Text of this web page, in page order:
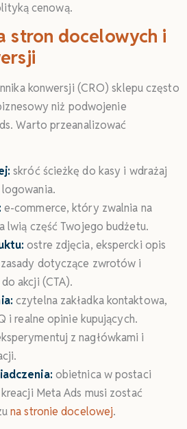
cenową.
stron docelowych i
konwersji (CRO) sklepu często
niż podwojenie
Warto przeanalizować
skróć ścieżkę do kasy i wdrażaj
e-commerce, który zwalnia na
lwią część Twojego budżetu.
ostre zdjęcia, ekspercki opis
dotyczące zwrotów i
akcji (CTA).
czytelna zakładka kontaktowa,
i realne opinie kupujących.
z nagłówkami i
obietnica w postaci
Meta Ads musi zostać
na stronie docelowej.